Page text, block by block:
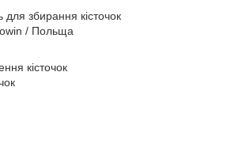
збирання кісточок
/ Польща
кісточок